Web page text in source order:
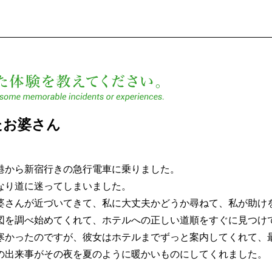
婆さん
ら新宿行きの急行電車に乗りました。
道に迷ってしまいました。
さんが近づいてきて、私に大丈夫かどうか尋ねて、私が助け
を調べ始めてくれて、ホテルへの正しい道順をすぐに見つけ
かったのですが、彼女はホテルまでずっと案内してくれて、
来事がその夜を夏のように暖かいものにしてくれました。